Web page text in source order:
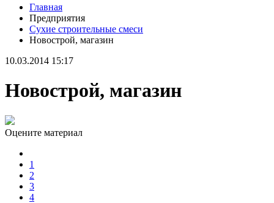
Главная
Предприятия
Сухие строительные смеси
Новострой, магазин
10.03.2014 15:17
Новострой, магазин
Оцените материал
1
2
3
4